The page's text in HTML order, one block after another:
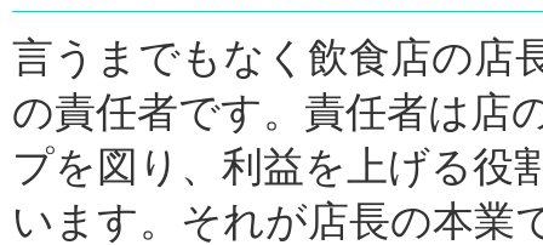
言うまでもなく飲食店の店
の責任者です。責任者は店
プを図り、利益を上げる役
います。それが店長の本業